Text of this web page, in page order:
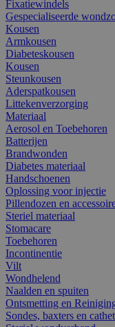
Fixatiewindels
Gespecialiseerde
Kousen
Armkousen
Diabeteskousen
Kousen
Steunkousen
Aderspatkousen
Littekenverzorging
Materiaal
Aerosol en Toebehoren
Batterijen
Brandwonden
Diabetes materiaal
Handschoenen
Oplossing voor injectie
Pillendozen en
Steriel materiaal
Stomacare
Toebehoren
Incontinentie
Vilt
Wondhelend
Naalden en spuiten
Ontsmetting en
Sondes, baxters en